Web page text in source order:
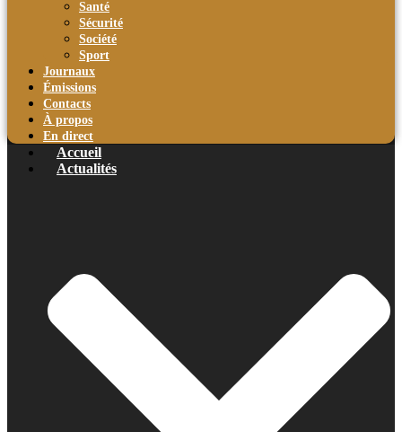
Santé
Sécurité
Société
Sport
Journaux
Émissions
Contacts
À propos
En direct
Accueil
Actualités